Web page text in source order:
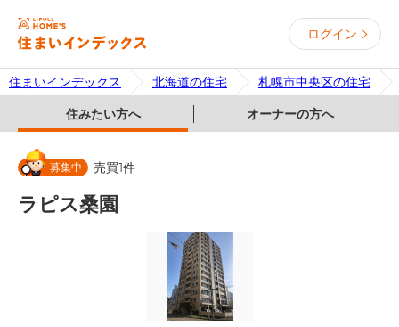
ログイン
住まいインデックス 北海道の住宅 札幌市中央区の住宅
住みたい方へ オーナーの方へ
募集中 売買1件
ラピス桑園